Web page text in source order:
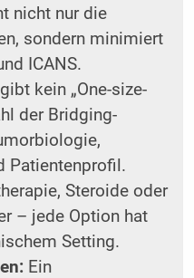
nicht nur die
sondern minimiert
ICANS.
kein „One-size-
der Bridging-
Patientenprofil.
Steroide oder
– jede Option hat
Setting.
Ein